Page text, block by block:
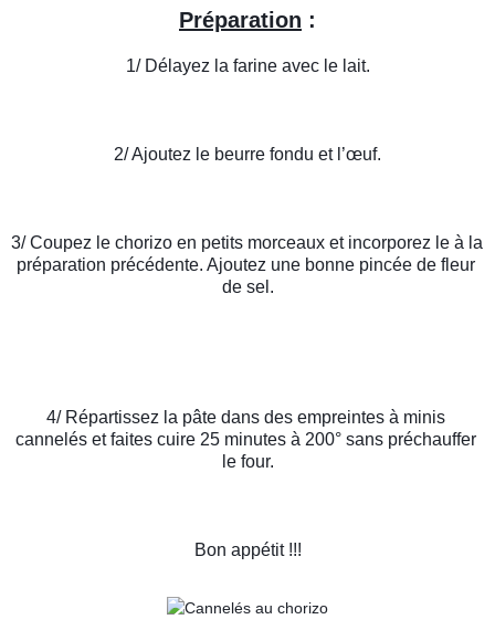
Préparation :
1/ Délayez la farine avec le lait.
2/ Ajoutez le beurre fondu et l’œuf.
3/ Coupez le chorizo en petits morceaux et incorporez le à la
préparation précédente. Ajoutez une bonne pincée de fleur
de sel.
4/ Répartissez la pâte dans des empreintes à minis
cannelés et faites cuire 25 minutes à 200° sans préchauffer
le four.
Bon appétit !!!